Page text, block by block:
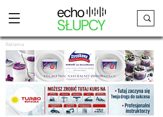
Reklama